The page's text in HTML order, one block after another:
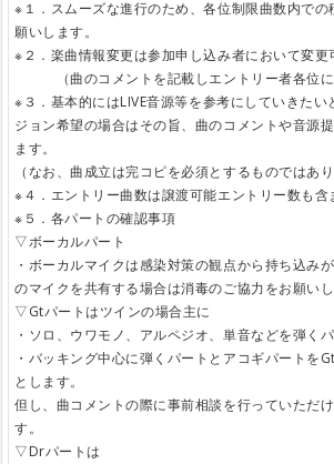
※１．スムーズな進行のため、各位制限曲数内で
願いします。
※２．楽曲情報変更は参加申し込み者において変更
（曲のコメントを記載しエントリー者各位に
※３．基本的にはLIVE音源等を参考にしていきた
ジョン希望の場合はその旨、曲のコメントや音源
ます。
（なお、曲成立は完コピを必須とするものではあり
※４．エントリー曲数は譲渡可能エントリー数も
※５．各パートの確認事項
▽ボーカルパート
・ボーカルマイクは感染対策の観点から持ち込み
のマイクを共有する場合は消毒のご協力をお願い
▽Gtパートはツインの場合主に
・ソロ、ウワモノ、アルペジオ、単音などを弾く
・バッキング中心に弾くパートとアコギパートを
とします。
但し、曲コメントの際に事前相談を行っていただ
す。
▽Drパートは